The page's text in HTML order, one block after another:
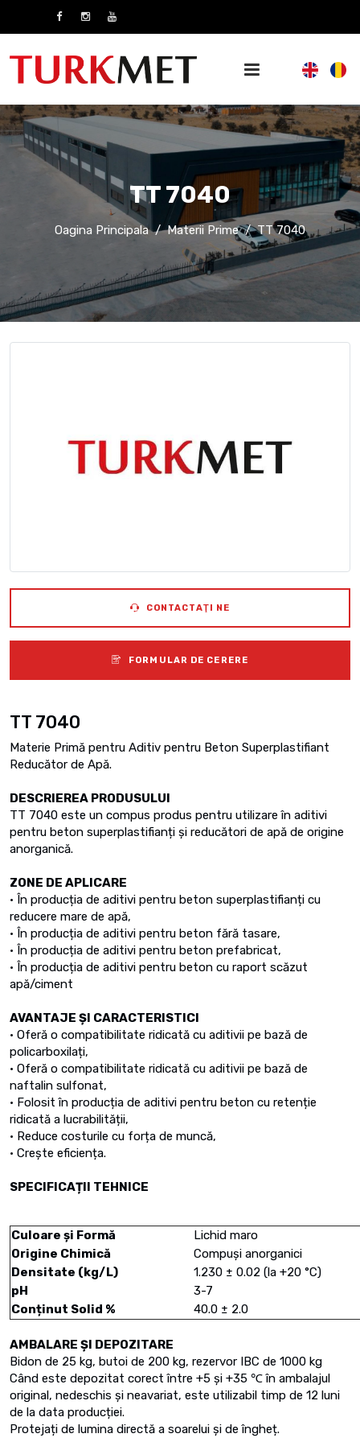
TT 7040
Oagina Principala Materii Prime TT 7040
CONTACTAŢI NE
FORMULAR DE CERERE
TT 7040
Materie Primă pentru Aditiv pentru Beton Superplastifiant
Reducător de Apă.
DESCRIEREA PRODUSULUI
TT 7040 este un compus produs pentru utilizare în aditivi
pentru beton superplastifianți și reducători de apă de origine
anorganică.
ZONE DE APLICARE
• În producția de aditivi pentru beton superplastifianți cu
reducere mare de apă,
• În producția de aditivi pentru beton fără tasare,
• În producția de aditivi pentru beton prefabricat,
• În producția de aditivi pentru beton cu raport scăzut
apă/ciment
AVANTAJE ȘI CARACTERISTICI
• Oferă o compatibilitate ridicată cu aditivii pe bază de
policarboxilați,
• Oferă o compatibilitate ridicată cu aditivii pe bază de
naftalin sulfonat,
• Folosit în producția de aditivi pentru beton cu retenție
ridicată a lucrabilității,
• Reduce costurile cu forța de muncă,
• Crește eficiența.
SPECIFICAȚII TEHNICE
Culoare și Formă
Lichid maro
Origine Chimică
Compuși anorganici
Densitate (kg/L)
1.230 ± 0.02 (la +20 °C)
pH
3-7
Conținut Solid %
40.0 ± 2.0
AMBALARE ȘI DEPOZITARE
Bidon de 25 kg, butoi de 200 kg, rezervor IBC de 1000 kg
Când este depozitat corect între +5 și +35 ℃ în ambalajul
original, nedeschis și neavariat, este utilizabil timp de 12 luni
de la data producției.
Protejați de lumina directă a soarelui și de îngheț.